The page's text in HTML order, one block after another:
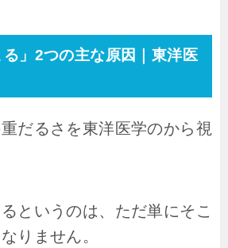
る」2つの主な原因｜東洋医
だるさを東洋医学のから視
というのは、ただ単にそこ
りません。